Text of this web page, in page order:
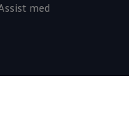
med